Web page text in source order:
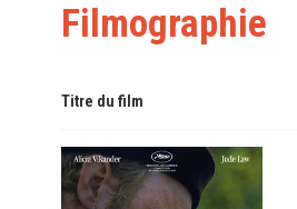
Filmographie
Titre du film